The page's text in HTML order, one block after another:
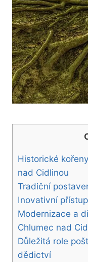
Historické
nad Cidlinou
Tradiční
Inovativní
Modernizace a
Chlumec nad
Důležitá role
dědictví